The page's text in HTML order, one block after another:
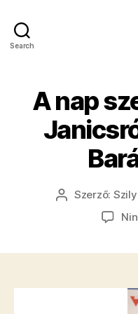
Search
A nap
Bejegyzés
szerzője
Szerző: